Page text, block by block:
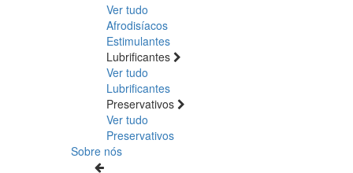
Ver tudo
Afrodisíacos
Estimulantes
Lubrificantes
Ver tudo
Lubrificantes
Preservativos
Ver tudo
Preservativos
Sobre nós